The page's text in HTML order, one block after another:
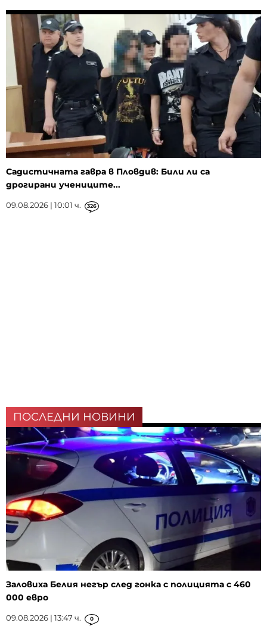
Садистичната гавра в Пловдив: Били ли са
дрогирани учениците...
09.08.2026 | 10:01 ч. 326
ПОСЛЕДНИ НОВИНИ
Заловиха Белия негър след гонка с полицията с 460
000 евро
09.08.2026 | 13:47 ч. 0